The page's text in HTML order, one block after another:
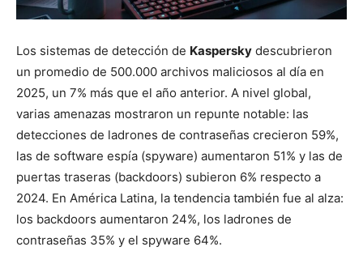
Los sistemas de detección de Kaspersky descubrieron
un promedio de 500.000 archivos maliciosos al día en
2025, un 7% más que el año anterior. A nivel global,
varias amenazas mostraron un repunte notable: las
detecciones de ladrones de contraseñas crecieron 59%,
las de software espía (spyware) aumentaron 51% y las de
puertas traseras (backdoors) subieron 6% respecto a
2024. En América Latina, la tendencia también fue al alza:
los backdoors aumentaron 24%, los ladrones de
contraseñas 35% y el spyware 64%.